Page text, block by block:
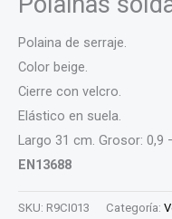
Polaina de serraje.
Color beige.
Cierre con velcro.
Elástico en suela.
Largo 31 cm. Grosor: 0,9
EN13688
SKU: R9CI013 Categoría: